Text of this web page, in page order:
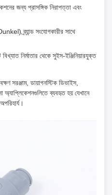
জন্য প্রাসঙ্গিক নিরাপত্তা এবং
ব্র্যান্ড সংযোগকারীর সাথে
নির্মাতার থেকে সুইস-ইঞ্জিনিয়ারযুক্ত
সরঞ্জাম, ডায়াগনস্টিক ডিভাইস,
অ্যাপ্লিকেশনগুলিতে ব্যবহৃত হয় যেখানে